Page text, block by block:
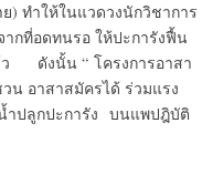
) ทำให้ในแวดวงนักวิชาการ
กที่อดทนรอ ให้ปะการังฟื้น
ว ดังนั้น “ โครงการอาสา
น อาสาสมัครได้ ร่วมแรง
ำปลูกปะการัง บนแพปฎิบัติ